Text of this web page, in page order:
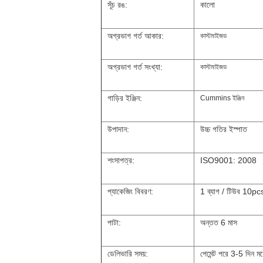
সূঁচ রঙ: কালো
অগ্রভাগ গর্ত আকার: কাস্টমাইজড
অগ্রভাগ গর্ত সংখ্যা: কাস্টমাইজড
গাড়ির ইঞ্জিন: Cummins ইঞ্জিন
উপাদান: উচ্চ গতির ইস্পাত
শংসাপত্র: ISO9001: 2008
প্যাকেজিং বিবরণ: 1 ব্যাগ / টিউব 10pcs
পাটা: অন্তত 6 মাস
ডেলিভারি সময়: পেমেন্ট পরে 3-5 দিন